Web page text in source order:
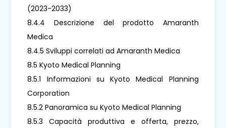
(2023-2033)
8.4.4 Descrizione del prodotto Amaranth
Medica
8.4.5 Sviluppi correlati ad Amaranth Medica
8.5 Kyoto Medical Planning
8.5.1 Informazioni su Kyoto Medical Planning
Corporation
8.5.2 Panoramica su Kyoto Medical Planning
8.5.3 Capacità produttiva e offerta, prezzo,